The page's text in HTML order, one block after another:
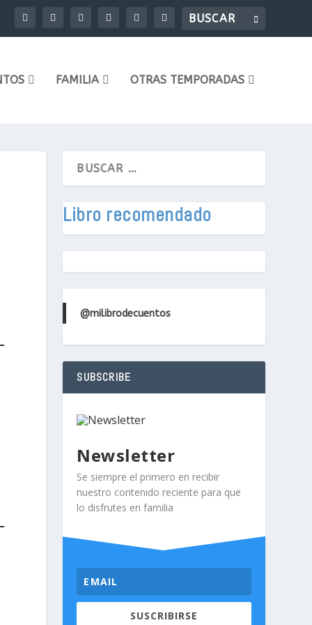
FAMILIA OTRAS TEMPORADAS
Libro recomendado
@milibrodecuentos
SUBSCRIBE
Newsletter
Se siempre el primero en recibir
nuestro contenido reciente para que
lo disfrutes en familia
SUSCRIBIRSE